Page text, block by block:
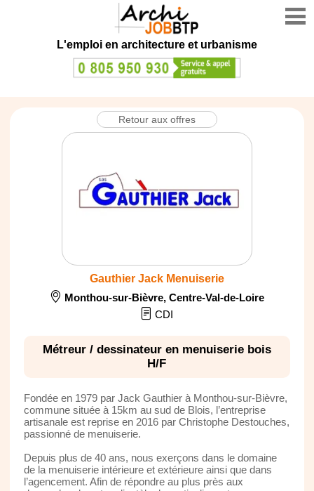
L'emploi en architecture et urbanisme
Retour aux offres
Gauthier Jack Menuiserie
Monthou-sur-Bièvre, Centre-Val-de-Loire
CDI
Métreur / dessinateur en menuiserie bois
H/F
Fondée en 1979 par Jack Gauthier à Monthou-sur-Bièvre,
commune située à 15km au sud de Blois, l’entreprise
artisanale est reprise en 2016 par Christophe Destouches,
passionné de menuiserie.
Depuis plus de 40 ans, nous exerçons dans le domaine
de la menuiserie intérieure et extérieure ainsi que dans
l’agencement. Afin de répondre au plus près aux